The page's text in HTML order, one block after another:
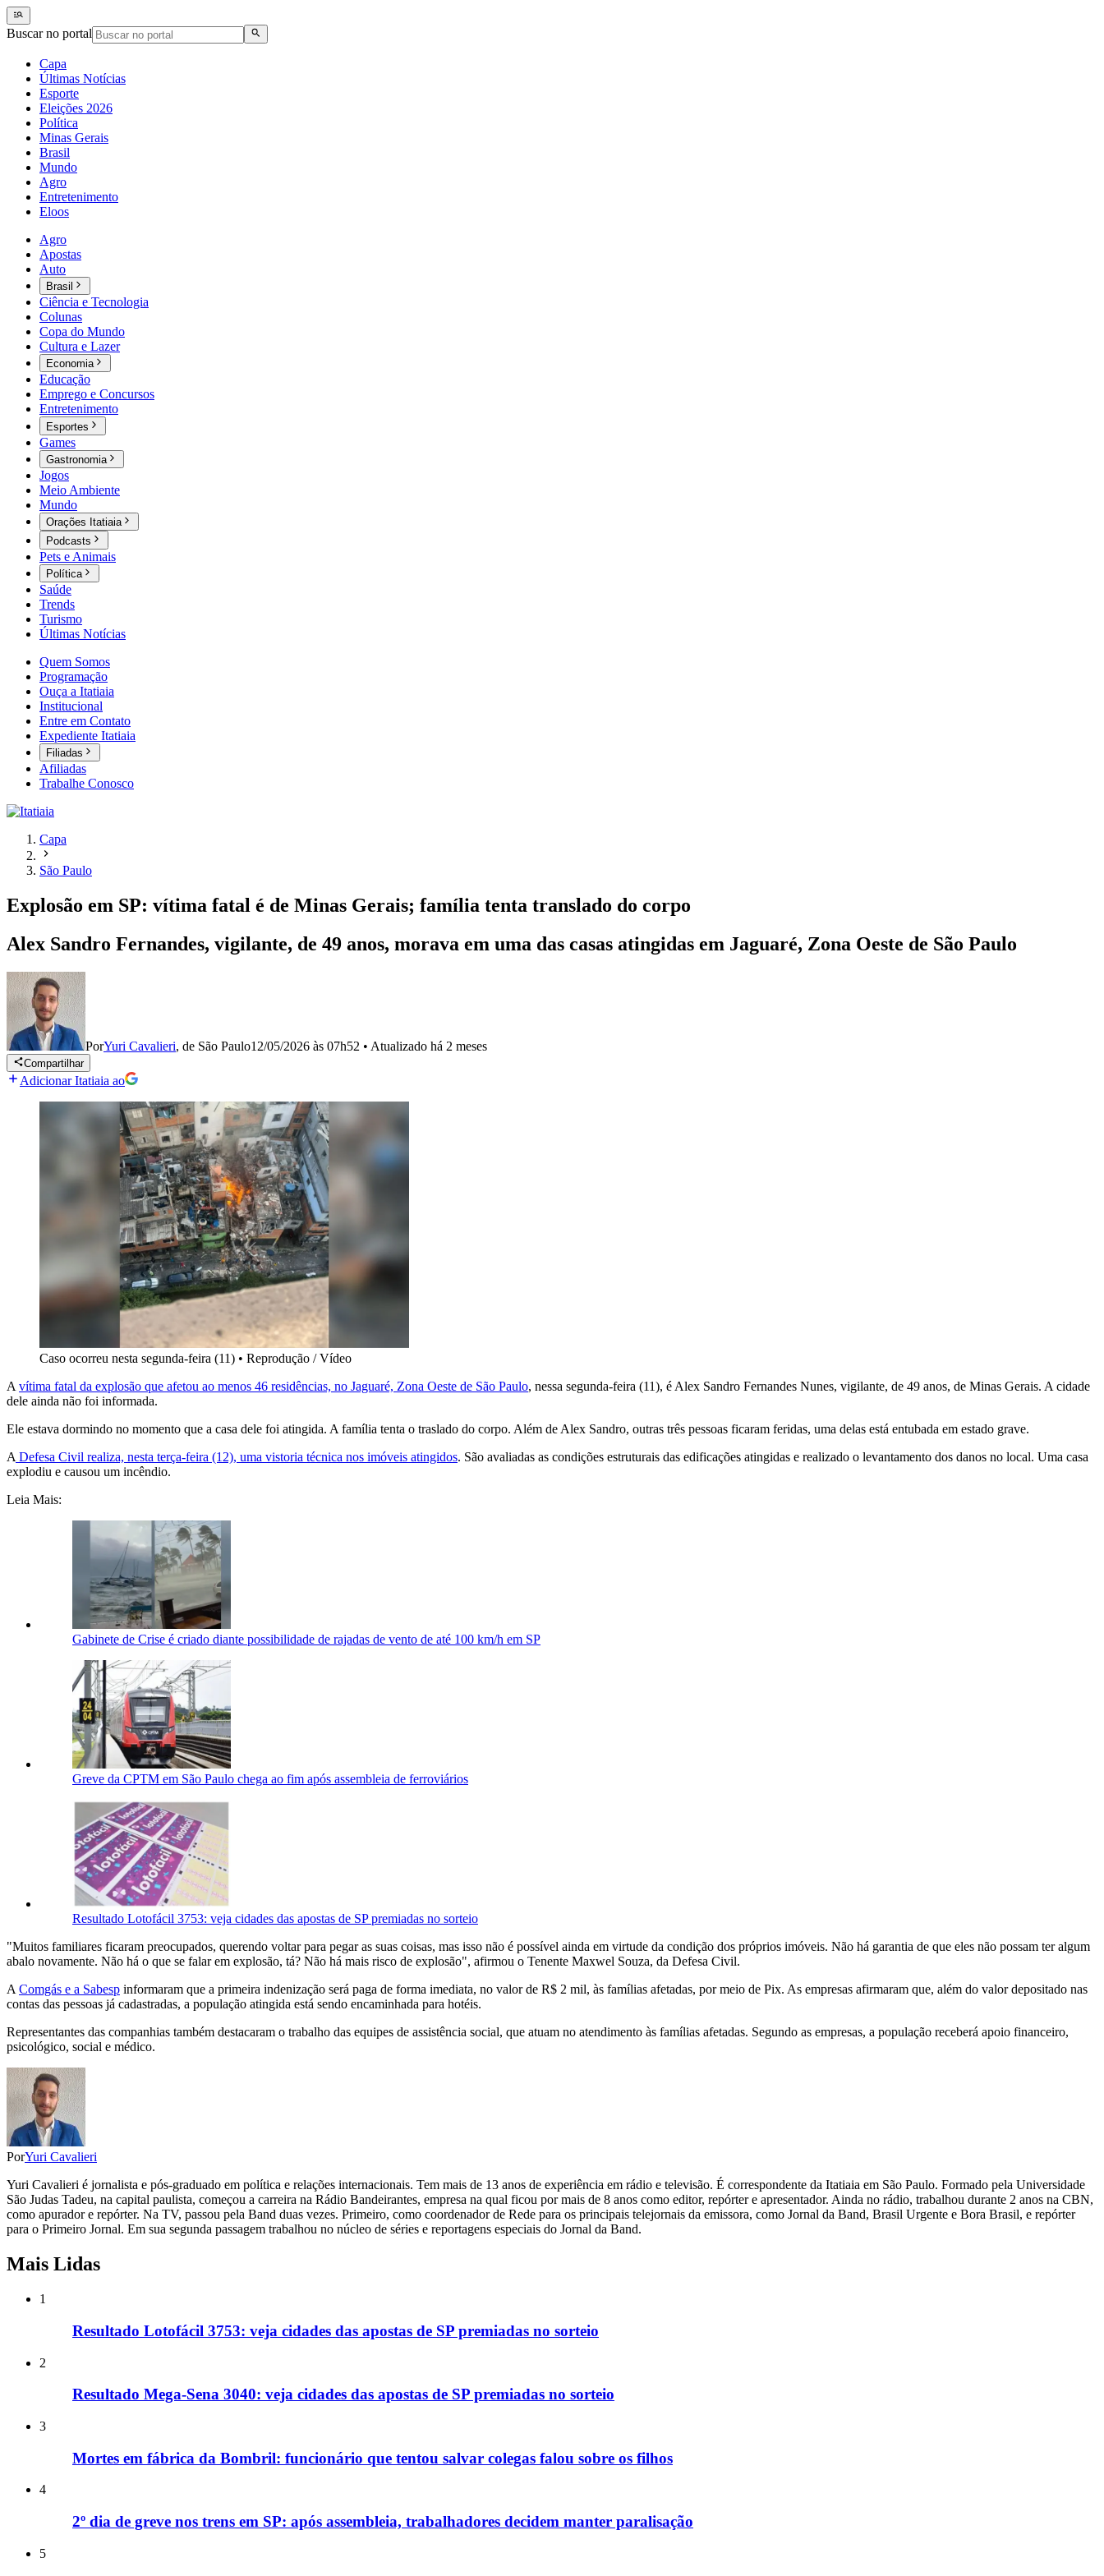
Buscar no portal
Capa
Últimas Notícias
Esporte
Eleições 2026
Política
Minas Gerais
Brasil
Mundo
Agro
Entretenimento
Eloos
Agro
Apostas
Auto
Brasil
Ciência e Tecnologia
Colunas
Copa do Mundo
Cultura e Lazer
Economia
Educação
Emprego e Concursos
Entretenimento
Esportes
Games
Gastronomia
Jogos
Meio Ambiente
Mundo
Orações Itatiaia
Podcasts
Pets e Animais
Política
Saúde
Trends
Turismo
Últimas Notícias
Quem Somos
Programação
Ouça a Itatiaia
Institucional
Entre em Contato
Expediente Itatiaia
Filiadas
Afiliadas
Trabalhe Conosco
Capa
São Paulo
Explosão em SP: vítima fatal é de Minas Gerais; família tenta translado do corpo
Alex Sandro Fernandes, vigilante, de 49 anos, morava em uma das casas atingidas em Jaguaré, Zona Oeste de São Paulo
PorYuri Cavalieri, de São Paulo12/05/2026 às 07h52 • Atualizado há 2 meses
Compartilhar
Adicionar Itatiaia ao
Caso ocorreu nesta segunda-feira (11) • Reprodução / Vídeo
A vítima fatal da explosão que afetou ao menos 46 residências, no Jaguaré, Zona Oeste de São Paulo, nessa segunda-feira (11), é Alex Sandro Fernandes Nunes, vigilante, de 49 anos, de Minas Gerais. A cidade
dele ainda não foi informada.
Ele estava dormindo no momento que a casa dele foi atingida. A família tenta o traslado do corpo. Além de Alex Sandro, outras três pessoas ficaram feridas, uma delas está entubada em estado grave.
A Defesa Civil realiza, nesta terça-feira (12), uma vistoria técnica nos imóveis atingidos. São avaliadas as condições estruturais das edificações atingidas e realizado o levantamento dos danos no local. Uma casa
explodiu e causou um incêndio.
Leia Mais:
Gabinete de Crise é criado diante possibilidade de rajadas de vento de até 100 km/h em SP
Greve da CPTM em São Paulo chega ao fim após assembleia de ferroviários
Resultado Lotofácil 3753: veja cidades das apostas de SP premiadas no sorteio
"Muitos familiares ficaram preocupados, querendo voltar para pegar as suas coisas, mas isso não é possível ainda em virtude da condição dos próprios imóveis. Não há garantia de que eles não possam ter algum
abalo novamente. Não há o que se falar em explosão, tá? Não há mais risco de explosão", afirmou o Tenente Maxwel Souza, da Defesa Civil.
A Comgás e a Sabesp informaram que a primeira indenização será paga de forma imediata, no valor de R$ 2 mil, às famílias afetadas, por meio de Pix. As empresas afirmaram que, além do valor depositado nas
contas das pessoas já cadastradas, a população atingida está sendo encaminhada para hotéis.
Representantes das companhias também destacaram o trabalho das equipes de assistência social, que atuam no atendimento às famílias afetadas. Segundo as empresas, a população receberá apoio financeiro,
psicológico, social e médico.
PorYuri Cavalieri
Yuri Cavalieri é jornalista e pós-graduado em política e relações internacionais. Tem mais de 13 anos de experiência em rádio e televisão. É correspondente da Itatiaia em São Paulo. Formado pela Universidade
São Judas Tadeu, na capital paulista, começou a carreira na Rádio Bandeirantes, empresa na qual ficou por mais de 8 anos como editor, repórter e apresentador. Ainda no rádio, trabalhou durante 2 anos na CBN,
como apurador e repórter. Na TV, passou pela Band duas vezes. Primeiro, como coordenador de Rede para os principais telejornais da emissora, como Jornal da Band, Brasil Urgente e Bora Brasil, e repórter
para o Primeiro Jornal. Em sua segunda passagem trabalhou no núcleo de séries e reportagens especiais do Jornal da Band.
Mais Lidas
1
Resultado Lotofácil 3753: veja cidades das apostas de SP premiadas no sorteio
2
Resultado Mega-Sena 3040: veja cidades das apostas de SP premiadas no sorteio
3
Mortes em fábrica da Bombril: funcionário que tentou salvar colegas falou sobre os filhos
4
2º dia de greve nos trens em SP: após assembleia, trabalhadores decidem manter paralisação
5